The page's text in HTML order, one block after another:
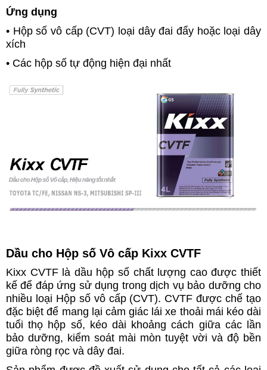
Ứng dụng
• Hộp số vô cấp (CVT) loại dây đai đẩy hoặc loại dây
xích
• Các hộp số tự động hiện đại nhất
Dầu cho Hộp số Vô cấp Kixx CVTF
Kixx CVTF là dầu hộp số chất lượng cao được thiết
kế để đáp ứng sử dụng trong dịch vụ bảo dưỡng cho
nhiều loại Hộp số vô cấp (CVT). CVTF được chế tạo
đặc biệt để mang lại cảm giác lái xe thoải mái kéo dài
tuổi thọ hộp số, kéo dài khoảng cách giữa các lần
bảo dưỡng, kiểm soát mài mòn tuyệt vời và độ bền
giữa ròng rọc và dây đai.